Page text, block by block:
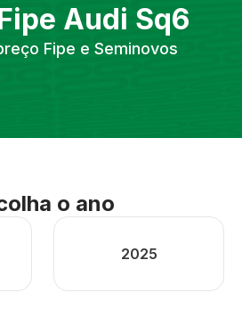
Audi Sq6
Fipe e Seminovos
o ano
2025